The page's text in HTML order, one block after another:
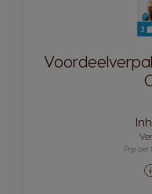
Prijs